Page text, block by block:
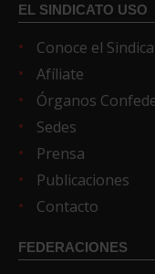
EL SINDICATO USO
Conoce el
Afíliate
Órganos
Sedes
Prensa
Publicaciones
Contacto
FEDERACIONES